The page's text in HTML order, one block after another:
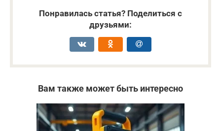
Понравилась статья? Поделиться с
друзьями:
Вам также может быть интересно